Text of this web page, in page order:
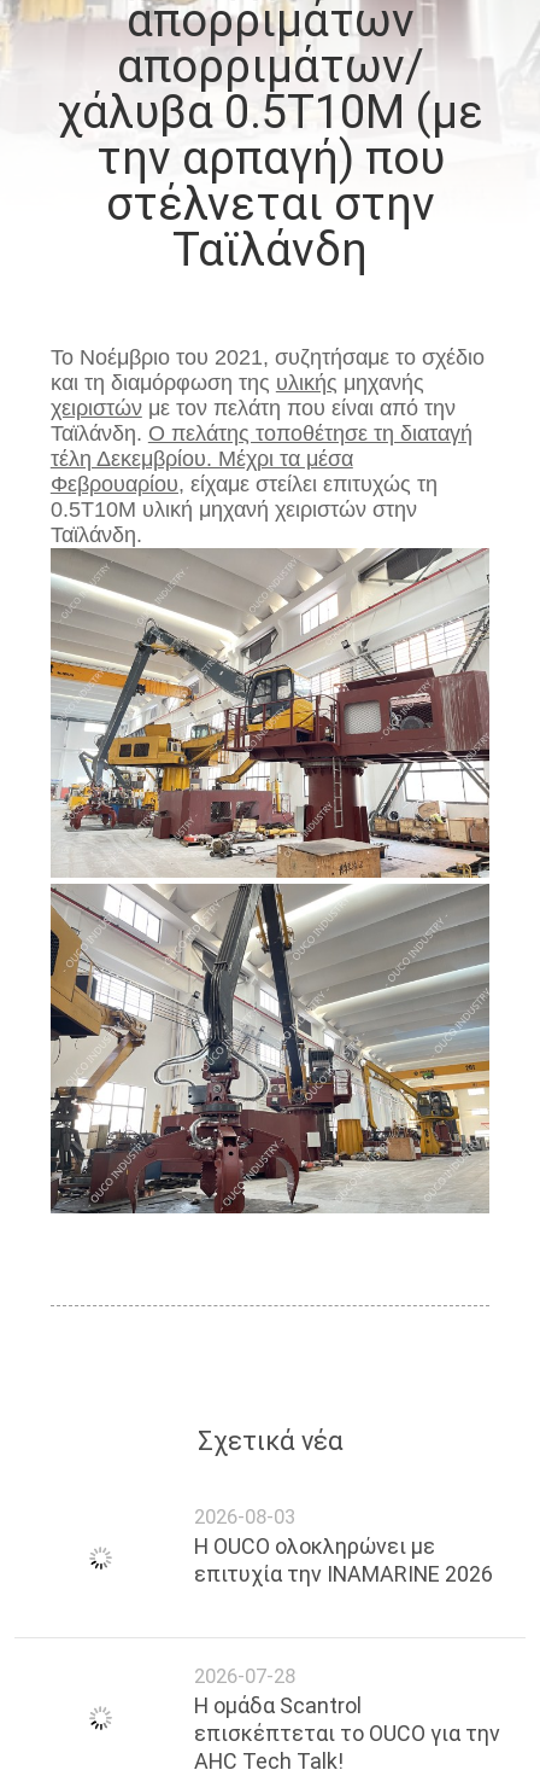
ΕΜΆΣ
ΕΠΙΣΚΈΨΕΙΣ
ΣΤΟ
ΕΡΓΟΣΤΆΣΙΟ
ΕΙΔΉΣΕΙΣ
ΥΠΟΘΈΣΕΙΣ
CONTACT
SITEMAP
ΠΟΛΙΤΙΚΉ
ΑΠΟΡΡΉΤΟΥ
απορριμάτων
απορριμάτων/
χάλυβα 0.5T10M (με
την αρπαγή) που
στέλνεται στην
Ταϊλάνδη
Το Νοέμβριο του 2021, συζητήσαμε το σχέδιο
και τη διαμόρφωση της υλικής μηχανής
χειριστώνμε τον πελάτη που είναι από την
Ταϊλάνδη. Ο πελάτης τοποθέτησε τη διαταγή
τέλη Δεκεμβρίου. Μέχρι τα μέσα
Φεβρουαρίου, είχαμε στείλει επιτυχώς τη
0.5T10M υλική μηχανή χειριστών στην
Ταϊλάνδη.
Σχετικά νέα
2026-08-03
Η OUCO ολοκληρώνει με
επιτυχία την INAMARINE 2026
2026-07-28
Η ομάδα Scantrol
επισκέπτεται το OUCO για την
AHC Tech Talk!